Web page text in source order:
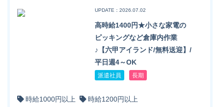
UPDATE：2026.07.02
高時給1400円★小さな家電の
ピッキングなど倉庫内作業
♪【六甲アイランド/無料送迎】/
平日週4～OK
派遣社員 長期
時給1000円以上
時給1200円以上